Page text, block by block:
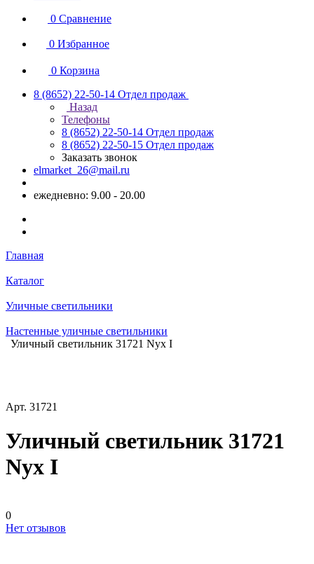
0 Сравнение
0 Избранное
0 Корзина
8 (8652) 22-50-14 Отдел продаж
Назад
Телефоны
8 (8652) 22-50-14 Отдел продаж
8 (8652) 22-50-15 Отдел продаж
Заказать звонок
elmarket_26@mail.ru
ежедневно: 9.00 - 20.00
Главная
Каталог
Уличные светильники
Настенные уличные светильники
Уличный светильник 31721 Nyx I
Арт. 31721
Уличный светильник 31721
Nyx I
0
Нет отзывов